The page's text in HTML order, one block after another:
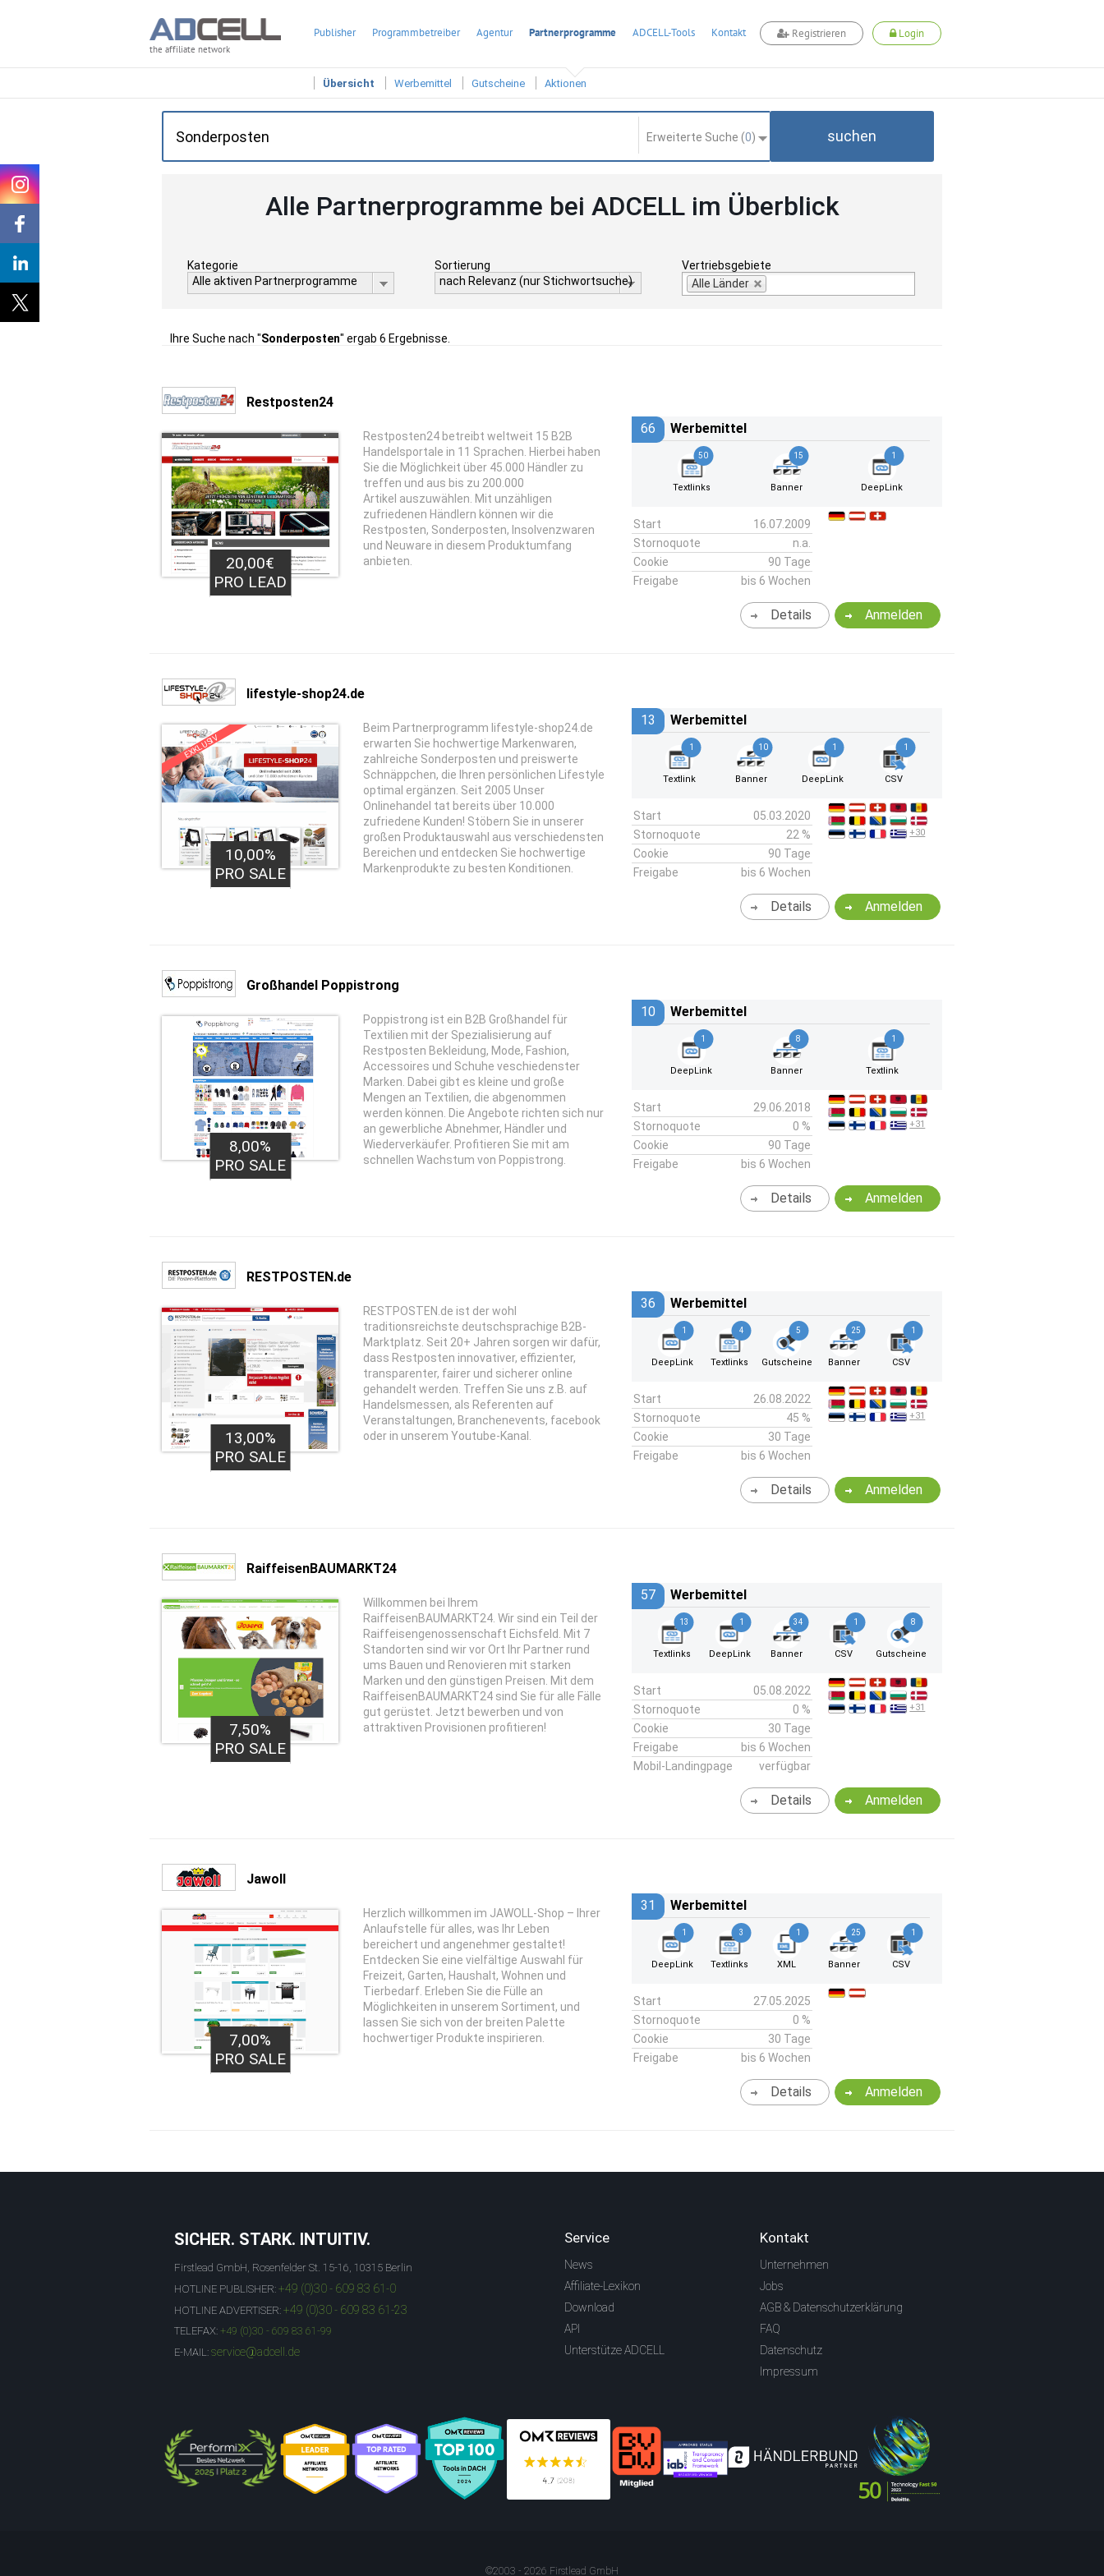
the affiliate network
Publisher Programmbetreiber Agentur Partnerprogramme ADCELL-Tools Kontakt Registrieren Login
Übersicht Werbemittel Gutscheine Aktionen
Erweiterte Suche (0) suchen
Alle Partnerprogramme bei ADCELL im Überblick
Kategorie
Alle aktiven Partnerprogramme
Sortierung
nach Relevanz (nur Stichwortsuche)
Vertriebsgebiete
Alle Länder
Ihre Suche nach "Sonderposten" ergab 6 Ergebnisse.
Restposten24
20,00€
PRO LEAD
Restposten24 betreibt weltweit 15 B2B
Handelsportale in 11 Sprachen. Hierbei haben
Sie die Möglichkeit über 45.000 Händler zu
treffen und aus bis zu 200.000
Artikel auszuwählen. Mit unzähligen
zufriedenen Händlern können wir die
Restposten, Sonderposten, Insolvenzwaren
und Neuware in diesem Produktumfang
anbieten.
66 Werbemittel
50
Textlinks
15
Banner
1
DeepLink
Start
16.07.2009
Stornoquote
n.a.
Cookie
90 Tage
Freigabe
bis 6 Wochen
Anmelden
Details
lifestyle-shop24.de
EXKLUSIV
10,00%
PRO SALE
Beim Partnerprogramm lifestyle-shop24.de
erwarten Sie hochwertige Markenwaren,
zahlreiche Sonderposten und preiswerte
Schnäppchen, die Ihren persönlichen Lifestyle
optimal ergänzen. Seit 2005 Unser
Onlinehandel tat bereits über 10.000
zufriedene Kunden! Stöbern Sie in unserer
großen Produktauswahl aus verschiedensten
Bereichen und entdecken Sie hochwertige
Markenprodukte zu besten Konditionen.
13 Werbemittel
1
Textlink
10
Banner
1
DeepLink
1
CSV
Start
05.03.2020
Stornoquote
22 %
Cookie
90 Tage
Freigabe
bis 6 Wochen
+30
Anmelden
Details
Großhandel Poppistrong
1,00€
PRO LEAD
8,00%
PRO SALE
Poppistrong ist ein B2B Großhandel für
Textilien mit der Spezialisierung auf
Restposten Bekleidung, Mode, Fashion,
Accessoires und Schuhe veschiedenster
Marken. Dabei gibt es kleine und große
Mengen an Textilien, die abgenommen
werden können. Die Angebote richten sich nur
an gewerbliche Abnehmer, Händler und
Wiederverkäufer. Profitieren Sie mit am
schnellen Wachstum von Poppistrong.
10 Werbemittel
1
DeepLink
8
Banner
1
Textlink
Start
29.06.2018
Stornoquote
0 %
Cookie
90 Tage
Freigabe
bis 6 Wochen
+31
Anmelden
Details
RESTPOSTEN.de
13,00%
PRO SALE
RESTPOSTEN.de ist der wohl
traditionsreichste deutschsprachige B2B-
Marktplatz. Seit 20+ Jahren sorgen wir dafür,
dass Restposten innovativer, effizienter,
transparenter, fairer und sicherer online
gehandelt werden. Treffen Sie uns z.B. auf
Handelsmessen, als Referenten auf
Veranstaltungen, Branchenevents, facebook
oder in unserem Youtube-Kanal.
36 Werbemittel
1
DeepLink
4
Textlinks
5
Gutscheine
25
Banner
1
CSV
Start
26.08.2022
Stornoquote
45 %
Cookie
30 Tage
Freigabe
bis 6 Wochen
+31
Anmelden
Details
RaiffeisenBAUMARKT24
7,50%
PRO SALE
Willkommen bei Ihrem
RaiffeisenBAUMARKT24. Wir sind ein Teil der
Raiffeisengenossenschaft Eichsfeld. Mit 7
Standorten sind wir vor Ort Ihr Partner rund
ums Bauen und Renovieren mit starken
Marken und den günstigen Preisen. Mit dem
RaiffeisenBAUMARKT24 sind Sie für alle Fälle
gut gerüstet. Jetzt bewerben und von
attraktiven Provisionen profitieren!
57 Werbemittel
13
Textlinks
1
DeepLink
34
Banner
1
CSV
8
Gutscheine
Start
05.08.2022
Stornoquote
0 %
Cookie
30 Tage
Freigabe
bis 6 Wochen
Mobil-Landingpage
verfügbar
+31
Anmelden
Details
Jawoll
7,00%
PRO SALE
Herzlich willkommen im JAWOLL-Shop – Ihrer
Anlaufstelle für alles, was Ihr Leben
bereichert und angenehmer gestaltet!
Entdecken Sie eine vielfältige Auswahl für
Freizeit, Garten, Haushalt, Wohnen und
Tierbedarf. Erleben Sie die Fülle an
Möglichkeiten in unserem Sortiment, und
lassen Sie sich von der breiten Palette
hochwertiger Produkte inspirieren.
31 Werbemittel
1
DeepLink
3
Textlinks
1
XML
25
Banner
1
CSV
Start
27.05.2025
Stornoquote
0 %
Cookie
30 Tage
Freigabe
bis 6 Wochen
Anmelden
Details
SICHER. STARK. INTUITIV.
Firstlead GmbH, Rosenfelder St. 15-16, 10315 Berlin
HOTLINE PUBLISHER: +49 (0)30 - 609 83 61-0
HOTLINE ADVERTISER: +49 (0)30 - 609 83 61-23
TELEFAX: +49 (0)30 - 609 83 61-99
E-MAIL: service@adcell.de
Service
News
Affiliate-Lexikon
Download
API
Unterstütze ADCELL
Kontakt
Unternehmen
Jobs
AGB & Datenschutzerklärung
FAQ
Datenschutz
Impressum
©2003 - 2026 Firstlead GmbH